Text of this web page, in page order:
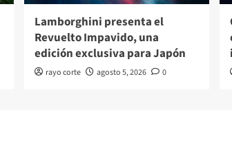
Lamborghini presenta el
Revuelto Impavido, una
edición exclusiva para Japón
rayo corte agosto 5, 2026 0